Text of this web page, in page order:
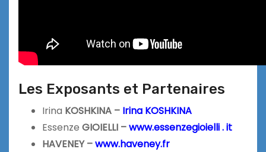
Les Exposants et Partenaires
Irina KOSHKINA – Irina KOSHKINA
Essenze GIOIELLI –www.essenzegioielli . it
HAVENEY –www.haveney.fr